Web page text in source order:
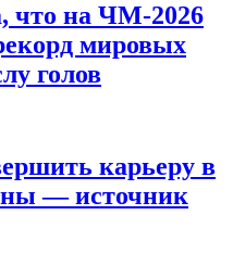
на ЧМ-2026
мировых
голов
карьеру в
— источник